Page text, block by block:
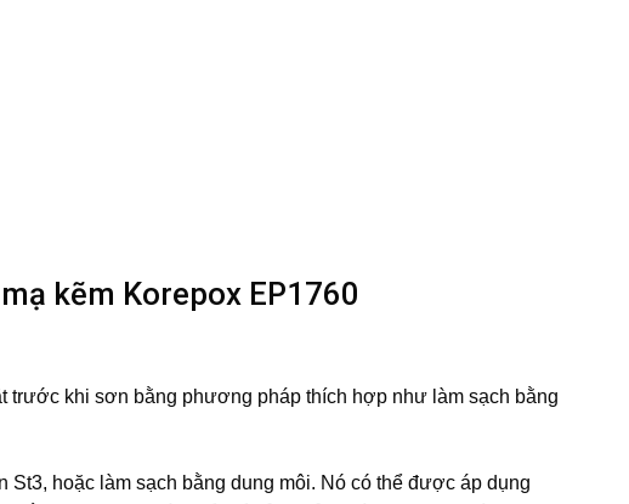
kẽm Korepox EP1760
trước khi sơn bằng phương pháp thích hợp như làm sạch bằng
hoặc làm sạch bằng dung môi. Nó có thể được áp dụng